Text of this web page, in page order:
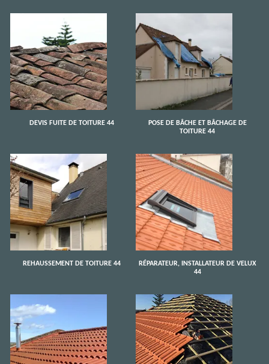
DEVIS FUITE DE TOITURE 44
POSE DE BÂCHE ET BÂCHAGE DE
TOITURE 44
REHAUSSEMENT DE TOITURE 44
RÉPARATEUR, INSTALLATEUR DE VELUX
44